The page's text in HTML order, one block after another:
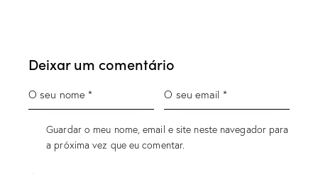
Deixar um comentário
Guardar o meu nome, email e site neste navegador para
a próxima vez que eu comentar.